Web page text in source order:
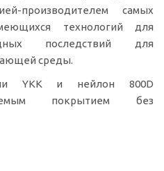
производителем самых
технологий для
последствий для
среды.
YKK и нейлон 800D
покрытием без